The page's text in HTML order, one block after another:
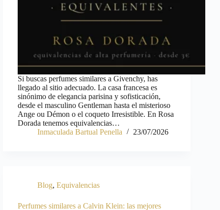
Si buscas perfumes similares a Givenchy, has
llegado al sitio adecuado. La casa francesa es
sinónimo de elegancia parisina y sofisticación,
desde el masculino Gentleman hasta el misterioso
Ange ou Démon o el coqueto Irresistible. En Rosa
Dorada tenemos equivalencias…
Inmaculada Bartual Penella
23/07/2026
Blog, Equivalencias
Perfumes similares a Calvin Klein: las mejores